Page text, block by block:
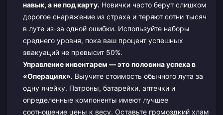
навык, а не под карту. Новички часто берут слишком
дорогое снаряжение из страха и теряют сотни тысяч
в луте из-за одной ошибки. Используйте наборы
среднего уровня, пока ваш процент успешных
эвакуаций не превысит 50%.
Управление инвентарем — это половина успеха в
«Операциях». Выучите стоимость обычного лута за
одну ячейку. Патроны, батарейки, аптечки и
определенные компоненты имеют лучшее
соотношение цены к весу. Оставьте громоздкий хлам